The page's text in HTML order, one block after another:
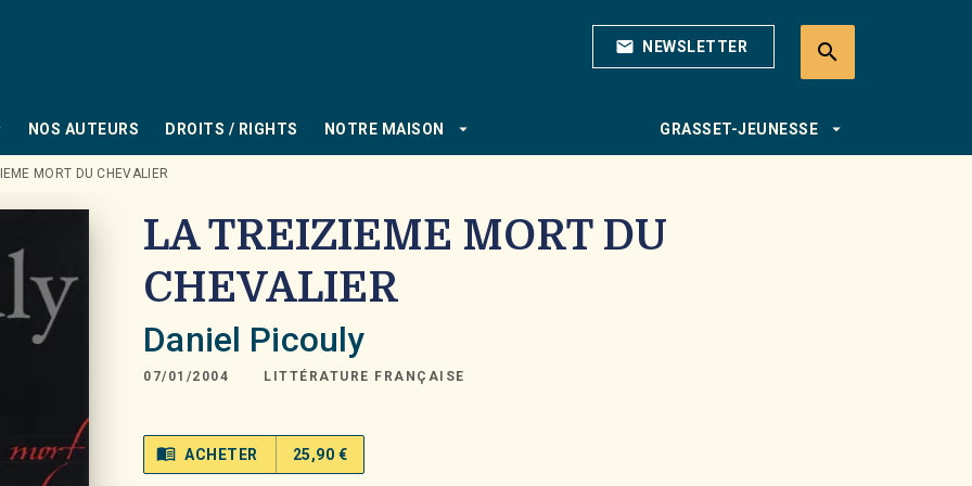
mail NEWSLETTER search
NOS AUTEURS DROITS / RIGHTS NOTRE MAISON arrow_drop_down GRASSET-JEUNESSE arrow_drop_down
MORT DU CHEVALIER
LA TREIZIEME MORT DU
CHEVALIER
Daniel Picouly
07/01/2004 LITTÉRATURE FRANÇAISE
menu_book ACHETER 25,90 €